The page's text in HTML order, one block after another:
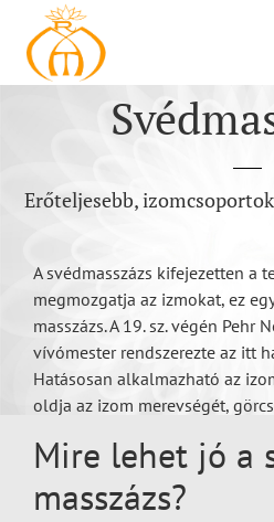
Erőteljesebb,
A svédmasszázs kifejezetten a
megmozgatja az izmokat, ez
masszázs. A 19. sz. végén Pehr
vívómester rendszerezte az itt
Hatásosan alkalmazható az
oldja az izom merevségét,
Mire lehet jó a
masszázs?